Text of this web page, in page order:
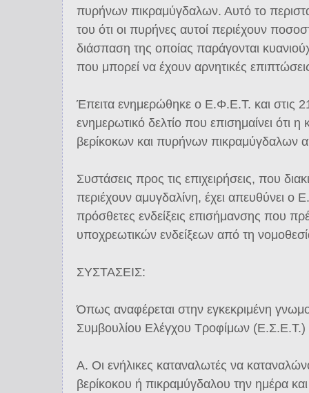
πυρήνων πικραμύγδαλων. Αυτό το
του ότι οι πυρήνες αυτοί περιέχουν
διάσπαση της οποίας παράγονται
που μπορεί να έχουν αρνητικές
Έπειτα ενημερώθηκε ο Ε.Φ.Ε.Τ. και στις
ενημερωτικό δελτίο που επισημαίνει ότι
βερίκοκων και πυρήνων πικραμύγδαλων
Συστάσεις προς τις επιχειρήσεις, που
περιέχουν αμυγδαλίνη, έχει απευθύνει ο
πρόσθετες ενδείξεις επισήμανσης που
υποχρεωτικών ενδείξεων από τη
ΣΥΣΤΑΣΕΙΣ:
Όπως αναφέρεται στην εγκεκριμένη
Συμβουλίου Ελέγχου Τροφίμων (Ε.Σ.Ε.Τ.)
Α. Οι ενήλικες καταναλωτές να
βερίκοκου ή πικραμύγδαλου την ημέρα και